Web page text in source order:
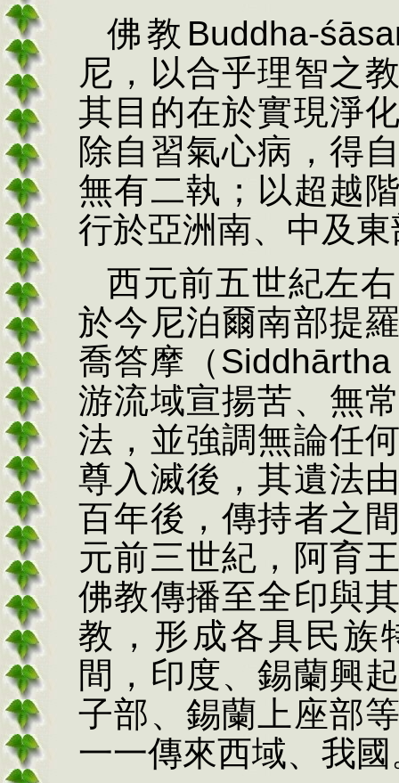
佛教 Buddha-śā
尼，以合乎理智之
其目的在於實現淨
除自習氣心病，得
無有二執；以超越
行於亞洲南、中及
西元前五世紀左
於今尼泊爾南部提
喬答摩（ Siddh
游流域宣揚苦、無
法，並強調無論任
尊入滅後，其遺法
百年後，傳持者之
元前三世紀，阿育
佛教傳播至全印與
教，形成各具民族
間，印度、錫蘭興
子部、錫蘭上座部
一一傳來西域、我國